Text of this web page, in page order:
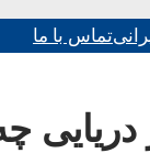
تماس با ما